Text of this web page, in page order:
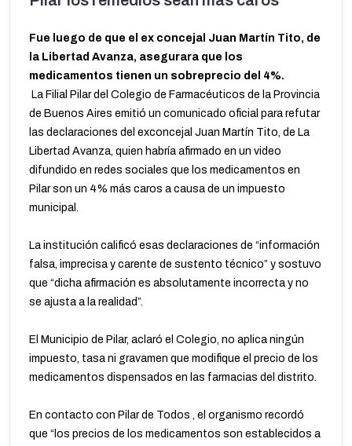
Fue luego de que el ex concejal Juan Martín Tito, de
la Libertad Avanza, asegurara que los
medicamentos tienen un sobreprecio del 4%.
La Filial Pilar del Colegio de Farmacéuticos de la Provincia
de Buenos Aires emitió un comunicado oficial para refutar
las declaraciones del exconcejal Juan Martín Tito, de La
Libertad Avanza, quien habría afirmado en un video
difundido en redes sociales que los medicamentos en
Pilar son un 4% más caros a causa de un impuesto
municipal.
La institución calificó esas declaraciones de “información
falsa, imprecisa y carente de sustento técnico” y sostuvo
que “dicha afirmación es absolutamente incorrecta y no
se ajusta a la realidad”.
El Municipio de Pilar, aclaró el Colegio, no aplica ningún
impuesto, tasa ni gravamen que modifique el precio de los
medicamentos dispensados en las farmacias del distrito.
En contacto con Pilar de Todos , el organismo recordó
que “los precios de los medicamentos son establecidos a